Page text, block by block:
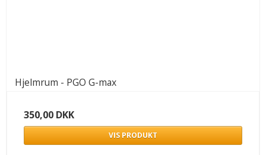
Hjelmrum - PGO G-max
350,00 DKK
VIS PRODUKT